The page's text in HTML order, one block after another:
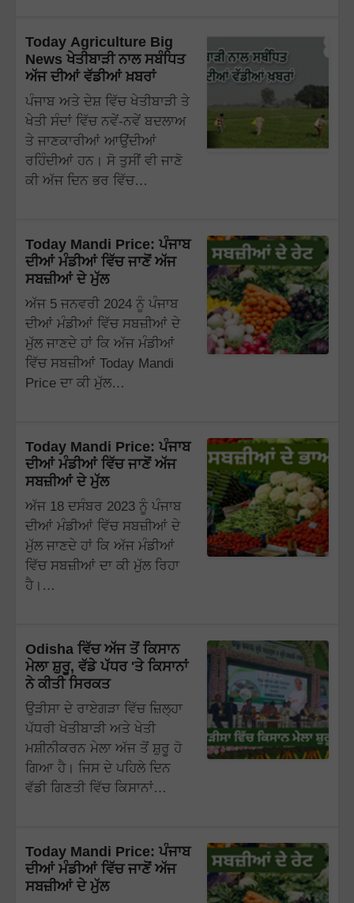
Today Agriculture Big
News ਖੇਤੀਬਾੜੀ ਨਾਲ ਸਬੰਧਿਤ
ਅੱਜ ਦੀਆਂ ਵੱਡੀਆਂ ਖ਼ਬਰਾਂ
ਪੰਜਾਬ ਅਤੇ ਦੇਸ਼ ਵਿੱਚ ਖੇਤੀਬਾੜੀ ਤੇ
ਖੇਤੀ ਸੰਦਾਂ ਵਿੱਚ ਨਵੇਂ-ਨਵੇਂ ਬਦਲਾਅ
ਤੇ ਜਾਣਕਾਰੀਆਂ ਆਉਂਦੀਆਂ
ਰਹਿੰਦੀਆਂ ਹਨ। ਸੋ ਤੁਸੀਂ ਵੀ ਜਾਣੋ
ਕੀ ਅੱਜ ਦਿਨ ਭਰ ਵਿੱਚ…
Today Mandi Price: ਪੰਜਾਬ
ਦੀਆਂ ਮੰਡੀਆਂ ਵਿੱਚ ਜਾਣੋਂ ਅੱਜ
ਸਬਜ਼ੀਆਂ ਦੇ ਮੁੱਲ
ਅੱਜ 5 ਜਨਵਰੀ 2024 ਨੂੰ ਪੰਜਾਬ
ਦੀਆਂ ਮੰਡੀਆਂ ਵਿੱਚ ਸਬਜ਼ੀਆਂ ਦੇ
ਮੁੱਲ ਜਾਣਦੇ ਹਾਂ ਕਿ ਅੱਜ ਮੰਡੀਆਂ
ਵਿੱਚ ਸਬਜ਼ੀਆਂ Today Mandi
Price ਦਾ ਕੀ ਮੁੱਲ…
Today Mandi Price: ਪੰਜਾਬ
ਦੀਆਂ ਮੰਡੀਆਂ ਵਿੱਚ ਜਾਣੋਂ ਅੱਜ
ਸਬਜ਼ੀਆਂ ਦੇ ਮੁੱਲ
ਅੱਜ 18 ਦਸੰਬਰ 2023 ਨੂੰ ਪੰਜਾਬ
ਦੀਆਂ ਮੰਡੀਆਂ ਵਿੱਚ ਸਬਜ਼ੀਆਂ ਦੇ
ਮੁੱਲ ਜਾਣਦੇ ਹਾਂ ਕਿ ਅੱਜ ਮੰਡੀਆਂ
ਵਿੱਚ ਸਬਜ਼ੀਆਂ ਦਾ ਕੀ ਮੁੱਲ ਰਿਹਾ
ਹੈ।…
Odisha ਵਿੱਚ ਅੱਜ ਤੋਂ ਕਿਸਾਨ
ਮੇਲਾ ਸ਼ੁਰੂ, ਵੱਡੇ ਪੱਧਰ 'ਤੇ ਕਿਸਾਨਾਂ
ਨੇ ਕੀਤੀ ਸਿਰਕਤ
ਉੜੀਸਾ ਦੇ ਰਾਏਗੜਾ ਵਿੱਚ ਜ਼ਿਲ੍ਹਾ
ਪੱਧਰੀ ਖੇਤੀਬਾੜੀ ਅਤੇ ਖੇਤੀ
ਮਸ਼ੀਨੀਕਰਨ ਮੇਲਾ ਅੱਜ ਤੋਂ ਸ਼ੁਰੂ ਹੋ
ਗਿਆ ਹੈ। ਜਿਸ ਦੇ ਪਹਿਲੇ ਦਿਨ
ਵੱਡੀ ਗਿਣਤੀ ਵਿੱਚ ਕਿਸਾਨਾਂ…
Today Mandi Price: ਪੰਜਾਬ
ਦੀਆਂ ਮੰਡੀਆਂ ਵਿੱਚ ਜਾਣੋਂ ਅੱਜ
ਸਬਜ਼ੀਆਂ ਦੇ ਮੁੱਲ